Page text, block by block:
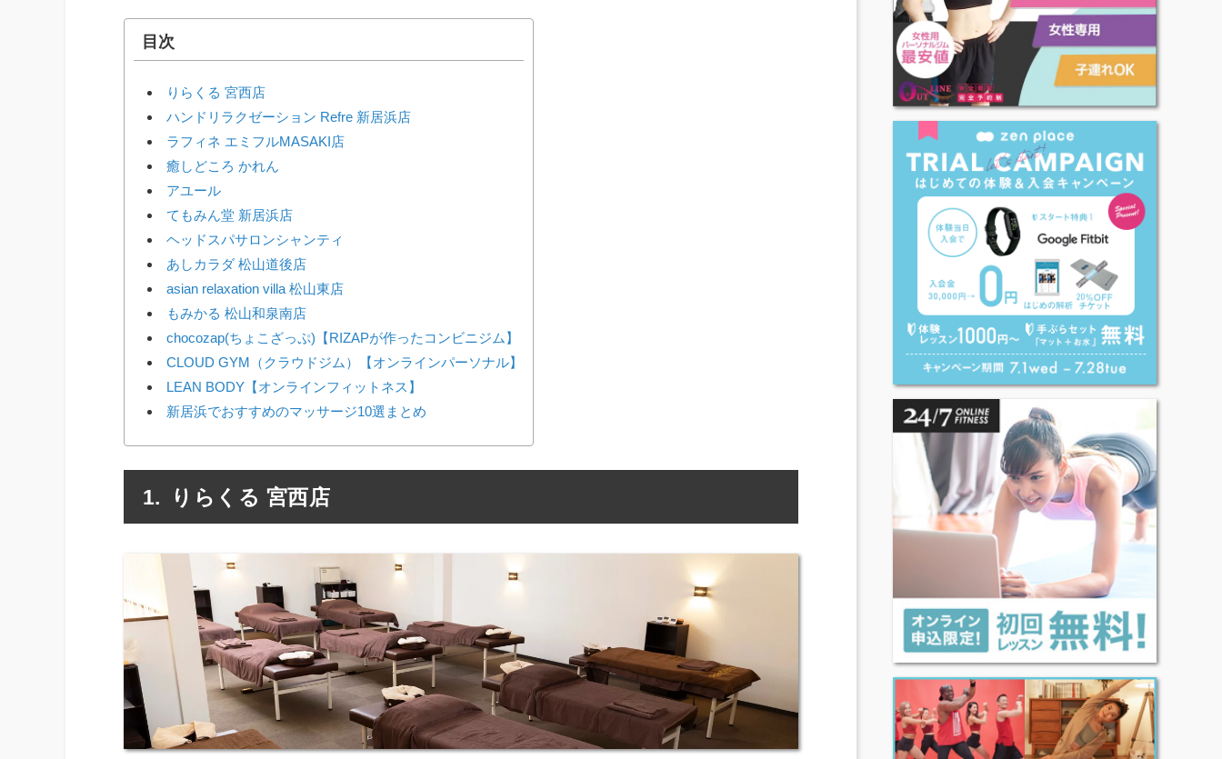
目次
りらくる 宮西店
ハンドリラクゼーション Refre 新居浜店
ラフィネ エミフルMASAKI店
癒しどころ かれん
アユール
てもみん堂 新居浜店
ヘッドスパサロンシャンティ
あしカラダ 松山道後店
asian relaxation villa 松山東店
もみかる 松山和泉南店
chocozap(ちょこざっぷ)【RIZAPが作ったコンビニジム】
CLOUD GYM（クラウドジム）【オンラインパーソナル】
LEAN BODY【オンラインフィットネス】
新居浜でおすすめのマッサージ10選まとめ
りらくる 宮西店